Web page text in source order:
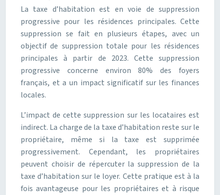
La taxe d’habitation est en voie de suppression
progressive pour les résidences principales. Cette
suppression se fait en plusieurs étapes, avec un
objectif de suppression totale pour les résidences
principales à partir de 2023. Cette suppression
progressive concerne environ 80% des foyers
français, et a un impact significatif sur les finances
locales.
L’impact de cette suppression sur les locataires est
indirect. La charge de la taxe d’habitation reste sur le
propriétaire, même si la taxe est supprimée
progressivement. Cependant, les propriétaires
peuvent choisir de répercuter la suppression de la
taxe d’habitation sur le loyer. Cette pratique est à la
fois avantageuse pour les propriétaires et à risque